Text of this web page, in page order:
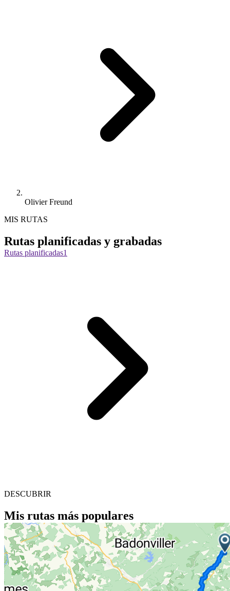
Olivier Freund
MIS RUTAS
Rutas planificadas y grabadas
Rutas planificadas1
DESCUBRIR
Mis rutas más populares